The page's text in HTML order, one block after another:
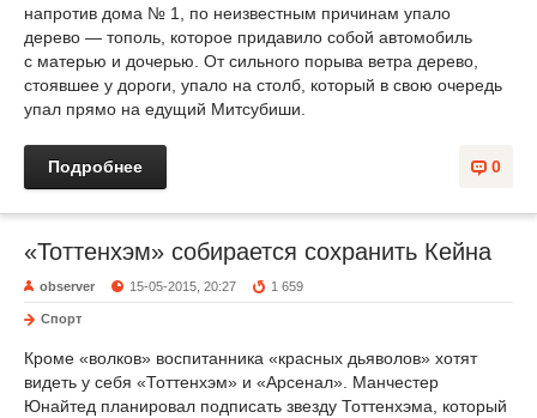
напротив дома № 1, по неизвестным причинам упало
дерево — тополь, которое придавило собой автомобиль
с матерью и дочерью. От сильного порыва ветра дерево,
стоявшее у дороги, упало на столб, который в свою очередь
упал прямо на едущий Митсубиши.
0
Подробнее
«Тоттенхэм» собирается сохранить Кейна
observer 15-05-2015, 20:27 1 659
Спорт
Кроме «волков» воспитанника «красных дьяволов» хотят
видеть у себя «Тоттенхэм» и «Арсенал». Манчестер
Юнайтед планировал подписать звезду Тоттенхэма, который